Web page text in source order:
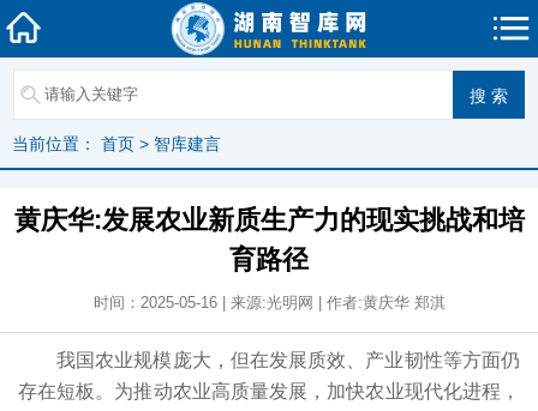
当前位置： 首页 > 智库建言
黄庆华:发展农业新质生产力的现实挑战和培
育路径
时间：2025-05-16 | 来源:光明网 | 作者:黄庆华 郑淇
我国农业规模庞大，但在发展质效、产业韧性等方面仍
存在短板。为推动农业高质量发展，加快农业现代化进程，